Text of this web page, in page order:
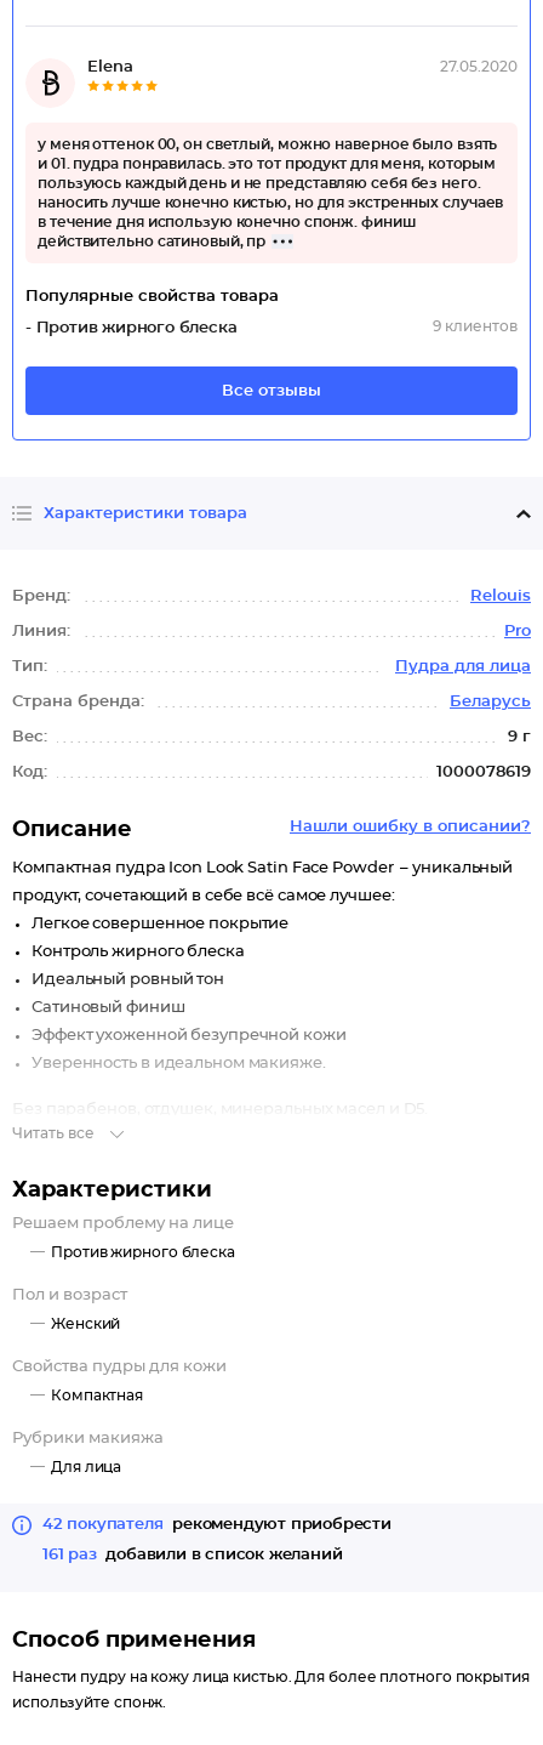
Еlеnа 27.05.2020
у меня оттенок 00, он светлый, можно наверное было взять
и 01. пудра понравилась. это тот продукт для меня, которым
пользуюсь каждый день и не представляю себя без него.
наносить лучше конечно кистью, но для экстренных случаев
в течение дня использую конечно спонж. финиш
действительно сатиновый, пр
Популярные свойства товара
- Против жирного блеска
9 клиентов
Все отзывы
Характеристики товара
Бренд: Relouis
Линия: Pro
Тип: Пудра для лица
Страна бренда: Беларусь
Вес: 9 г
Код: 1000078619
Нашли ошибку в описании?
Описание
Компактная пудра Icon Look Satin Face Powder – уникальный
продукт, сочетающий в себе всё самое лучшее:
Легкое совершенное покрытие
Контроль жирного блеска
Идеальный ровный тон
Сатиновый финиш
Эффект ухоженной безупречной кожи
Уверенность в идеальном макияже.
Без парабенов, отдушек, минеральных масел и D5.
Vegan Friendly (не содержит продуктов животного
Читать все
Характеристики
Решаем проблему на лице
Против жирного блеска
Пол и возраст
Женский
Свойства пудры для кожи
Компактная
Рубрики макияжа
Для лица
42 покупателя
рекомендуют приобрести
161 раз добавили в список желаний
Способ применения
Нанести пудру на кожу лица кистью. Для более плотного покрытия
используйте спонж.